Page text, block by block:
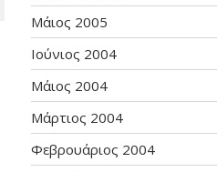
Μάιος 2005
Ιούνιος 2004
Μάιος 2004
Μάρτιος 2004
Φεβρουάριος 2004